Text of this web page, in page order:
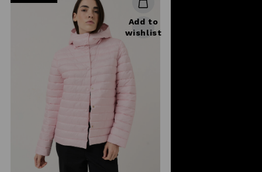
Add to
wishlist